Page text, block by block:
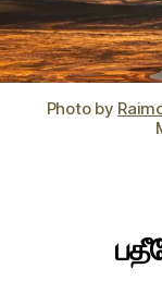
Photo by